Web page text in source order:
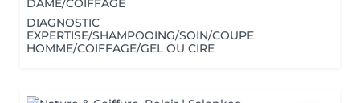
DAME/COIFFAGE
DIAGNOSTIC
EXPERTISE/SHAMPOOING/SOIN/COUPE
HOMME/COIFFAGE/GEL OU CIRE